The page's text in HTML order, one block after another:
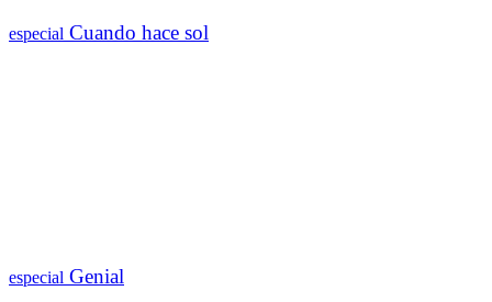
especial Cuando hace sol
especial Genial